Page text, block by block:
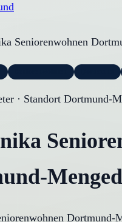
Seniorenwohnen
· Standort Dortmund-
Dortmund-